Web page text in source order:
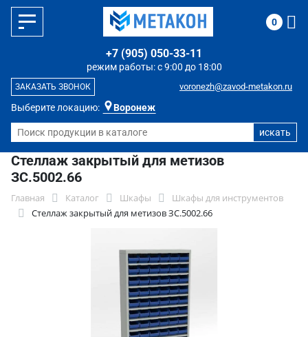
Выберите локацию: Воронеж
режим работы: с 9:00 до 18:00
+7 (905) 050-33-11
voronezh@zavod-metakon.ru
ЗАКАЗАТЬ ЗВОНОК
0
Стеллаж закрытый для метизов
ЗС.5002.66
Главная Каталог Шкафы
Шкафы для инструментов
Стеллаж закрытый для метизов ЗС.5002.66